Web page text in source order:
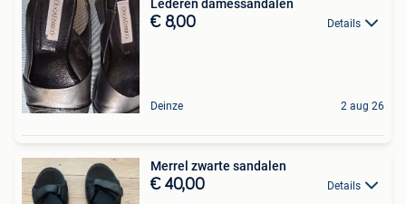
Lederen damessandalen
€ 8,00 Details
Deinze 2 aug 26
Merrel zwarte sandalen
€ 40,00 Details